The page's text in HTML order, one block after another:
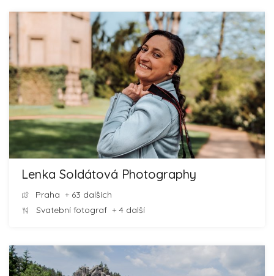
Lenka Soldátová Photography
Praha + 63 dalších
Svatební fotograf + 4 další